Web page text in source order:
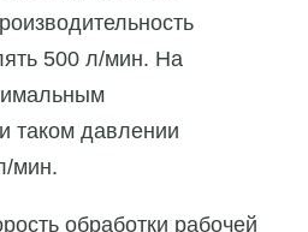
500 л/мин. На
таком давлении
мин.
обработки рабочей